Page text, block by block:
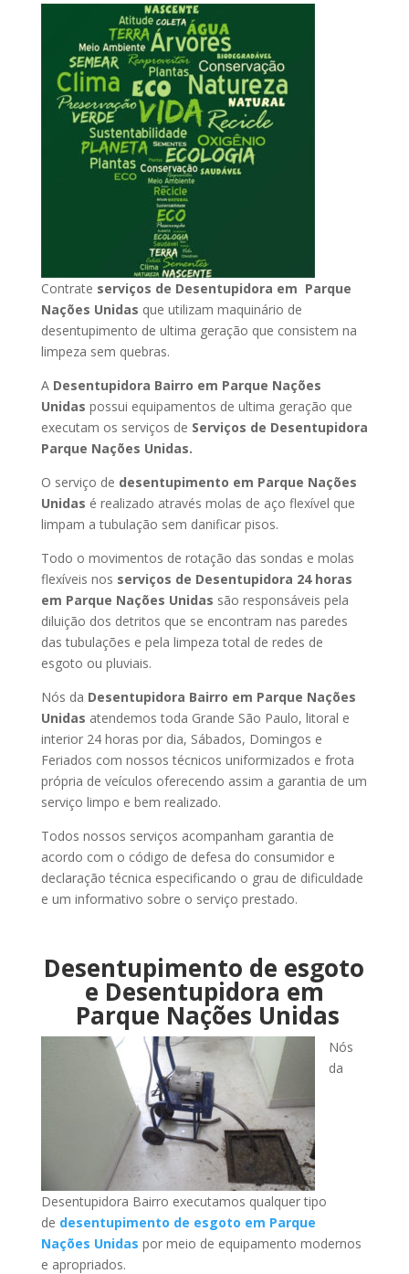
Contrate serviços de Desentupidora em Parque
Nações Unidas que utilizam maquinário de
desentupimento de ultima geração que consistem na
limpeza sem quebras.
A Desentupidora Bairro em Parque Nações
Unidas possui equipamentos de ultima geração que
executam os serviços de Serviços de Desentupidora
Parque Nações Unidas.
O serviço de desentupimento em Parque Nações
Unidas é realizado através molas de aço flexível que
limpam a tubulação sem danificar pisos.
Todo o movimentos de rotação das sondas e molas
flexíveis nos serviços de Desentupidora 24 horas
em Parque Nações Unidas são responsáveis pela
diluição dos detritos que se encontram nas paredes
das tubulações e pela limpeza total de redes de
esgoto ou pluviais.
Nós da Desentupidora Bairro em Parque Nações
Unidas atendemos toda Grande São Paulo, litoral e
interior 24 horas por dia, Sábados, Domingos e
Feriados com nossos técnicos uniformizados e frota
própria de veículos oferecendo assim a garantia de um
serviço limpo e bem realizado.
Todos nossos serviços acompanham garantia de
acordo com o código de defesa do consumidor e
declaração técnica especificando o grau de dificuldade
e um informativo sobre o serviço prestado.
Desentupimento de esgoto
e Desentupidora em
Parque Nações Unidas
Nós
da
Desentupidora Bairro executamos qualquer tipo
de desentupimento de esgoto em Parque
Nações Unidas por meio de equipamento modernos
e apropriados.